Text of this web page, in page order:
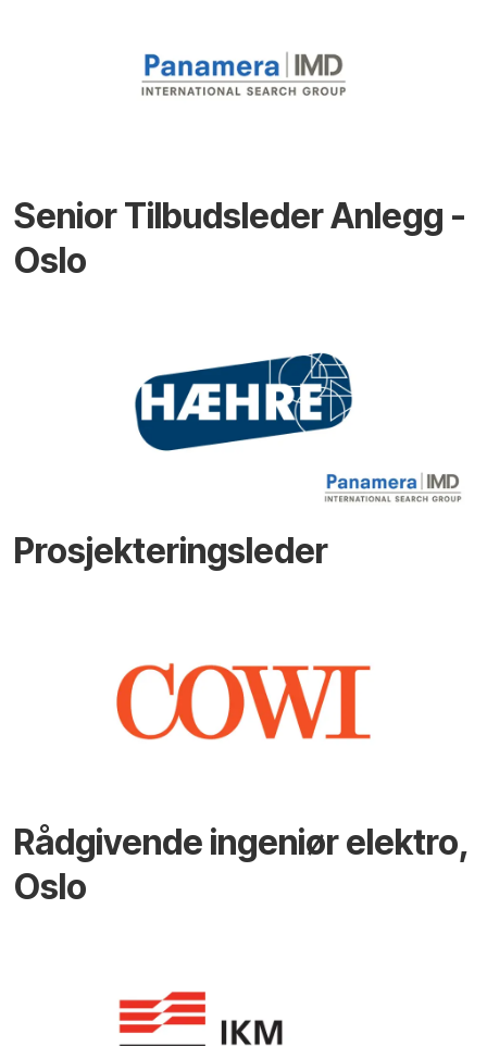
Senior Tilbudsleder Anlegg -
Oslo
Prosjekteringsleder
Rådgivende ingeniør elektro,
Oslo